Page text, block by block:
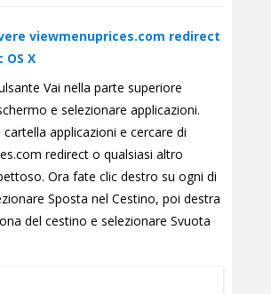
viewmenuprices.com redirect
OS X
Vai nella parte superiore
e selezionare applicazioni.
cartella applicazioni e cercare di
redirect o qualsiasi altro
Ora fate clic destro su ogni di
Sposta nel Cestino, poi destra
del cestino e selezionare Svuota